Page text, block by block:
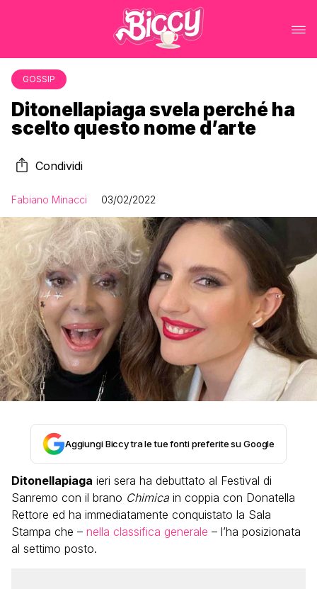
GOSSIP
Ditonellapiaga svela perché ha
scelto questo nome d’arte
Condividi
Fabiano Minacci 03/02/2022
Aggiungi Biccy tra le tue fonti preferite su Google
Ditonellapiaga ieri sera ha debuttato al Festival di
Sanremo con il brano Chimica in coppia con Donatella
Rettore ed ha immediatamente conquistato la Sala
Stampa che – nella classifica generale – l’ha posizionata
al settimo posto.